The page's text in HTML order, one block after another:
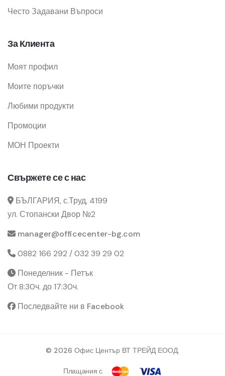
Често Задавани Въпроси
За Клиента
Моят профил
Моите поръчки
Любими продукти
Промоции
МОН Проекти
Свържете се с нас
БЪЛГАРИЯ, с.Труд, 4199
ул. Стопански Двор №2
manager@officecenter-bg.com
0882 166 292 / 032 39 29 02
Понеделник - Петък
От 8:30ч. до 17:30ч.
Последвайте ни в Facebook
© 2026 Офис Център ВТ ТРЕЙД ЕООД.
Плащания с